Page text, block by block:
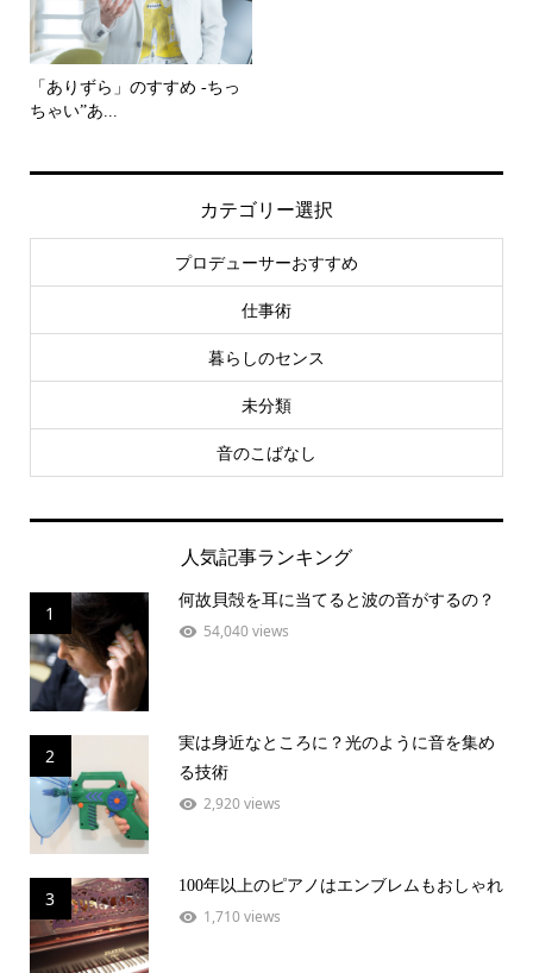
「ありずら」のすすめ -ちっ
ちゃい”あ...
カテゴリー選択
プロデューサーおすすめ
仕事術
暮らしのセンス
未分類
音のこばなし
人気記事ランキング
1
何故貝殻を耳に当てると波の音がするの？
54,040 views
2
実は身近なところに？光のように音を集め
る技術
2,920 views
3
100年以上のピアノはエンブレムもおしゃれ
1,710 views